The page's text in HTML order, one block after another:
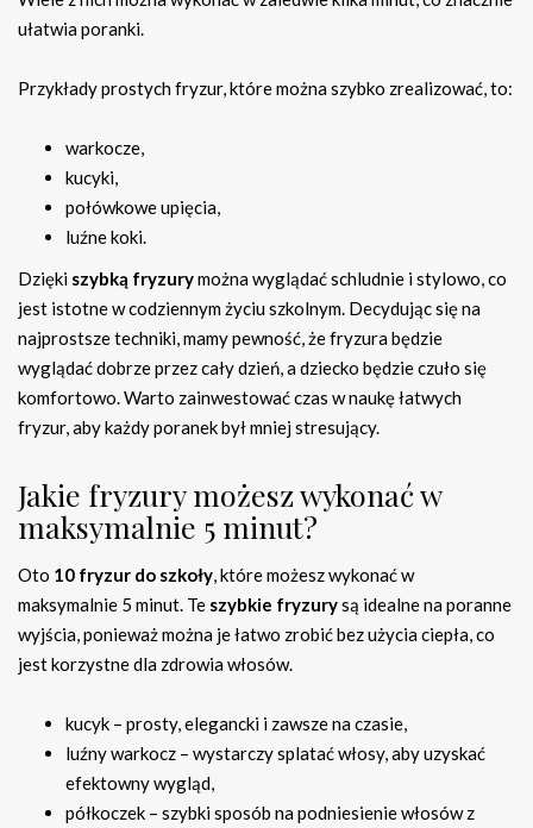
ułatwia poranki.
Przykłady prostych fryzur, które można szybko zrealizować, to:
warkocze,
kucyki,
połówkowe upięcia,
luźne koki.
Dzięki szybką fryzurymożna wyglądać schludnie i stylowo, co
jest istotne w codziennym życiu szkolnym. Decydując się na
najprostsze techniki, mamy pewność, że fryzura będzie
wyglądać dobrze przez cały dzień, a dziecko będzie czuło się
komfortowo. Warto zainwestować czas w naukę łatwych
fryzur, aby każdy poranek był mniej stresujący.
Jakie fryzury możesz wykonać w
maksymalnie 5 minut?
Oto 10 fryzur do szkoły, które możesz wykonać w
maksymalnie 5 minut. Te szybkie fryzurysą idealne na poranne
wyjścia, ponieważ można je łatwo zrobić bez użycia ciepła, co
jest korzystne dla zdrowia włosów.
kucyk – prosty, elegancki i zawsze na czasie,
luźny warkocz – wystarczy splatać włosy, aby uzyskać
efektowny wygląd,
półkoczek – szybki sposób na podniesienie włosów z